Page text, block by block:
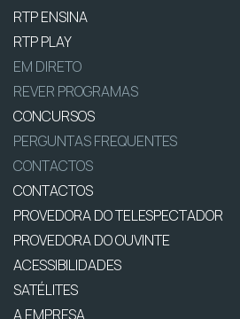
RTP ENSINA
RTP PLAY
EM DIRETO
REVER PROGRAMAS
CONCURSOS
PERGUNTAS FREQUENTES
CONTACTOS
CONTACTOS
PROVEDORA DO TELESPECTADOR
PROVEDORA DO OUVINTE
ACESSIBILIDADES
SATÉLITES
A EMPRESA